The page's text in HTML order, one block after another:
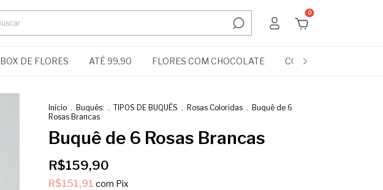
0
BOX DE FLORES ATÉ 99,90 FLORES COM CHOCOLATE COMPLEMENTOS
Início . Buquês: . TIPOS DE BUQUÊS . Rosas Coloridas . Buquê de 6
Rosas Brancas
Buquê de 6 Rosas Brancas
R$159,90
R$151,91 com Pix